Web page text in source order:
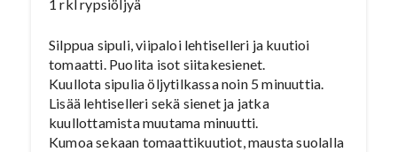
1 rkl rypsiöljyä
Silppua sipuli, viipaloi lehtiselleri ja kuutioi
tomaatti. Puolita isot siitakesienet.
Kuullota sipulia öljytilkassa noin 5 minuuttia.
Lisää lehtiselleri sekä sienet ja jatka
kuullottamista muutama minuutti.
Kumoa sekaan tomaattikuutiot, mausta suolalla